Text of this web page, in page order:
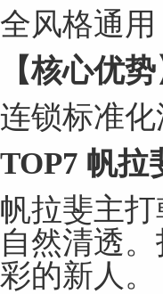
全风格通
【核心优势
连锁标准
TOP7 帆拉
帆拉斐主
自然清透
彩的新人。